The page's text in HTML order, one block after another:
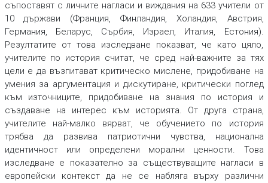
съпоставят с личните нагласи и виждания на 633 учители от
10 държави (Франция, Финландия, Холандия, Австрия,
Германия, Беларус, Сърбия, Израел, Италия, Естония).
Резултатите от това изследване показват, че като цяло,
учителите по история считат, че сред най-важните за тях
цели е да възпитават критическо мислене, придобиване на
умения за аргументация и дискутиране, критически поглед
към източниците, придобиване на знания по история и
създаване на интерес към историята. От друга страна,
учителите най-малко вярват, че обучението по история
трябва да развива патриотични чувства, национална
идентичност или определени морални ценности. Това
изследване е показателно за съществуващите нагласи в
европейски контекст да не се набляга върху различни